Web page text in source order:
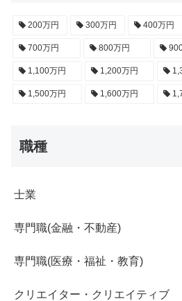
200万円 300万円 400万円
700万円 800万円
1,100万円 1,200万円
1,500万円 1,600万円
職種
士業
専門職(金融・不動産)
専門職(医療・福祉・教育)
クリエイター・クリエイティブ